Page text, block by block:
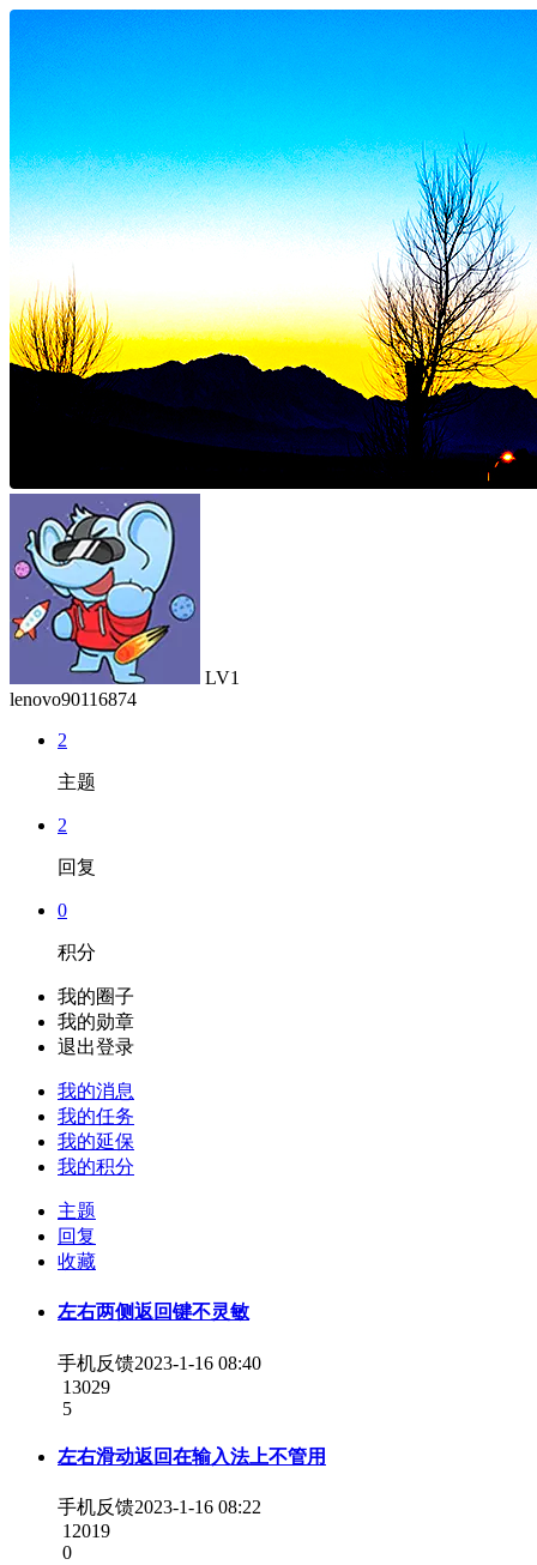
LV1
lenovo90116874
2
主题
2
回复
0
积分
我的圈子
我的勋章
退出登录
我的消息
我的任务
我的延保
我的积分
主题
回复
收藏
左右两侧返回键不灵敏
手机反馈2023-1-16 08:40
13029
5
左右滑动返回在输入法上不管用
手机反馈2023-1-16 08:22
12019
0